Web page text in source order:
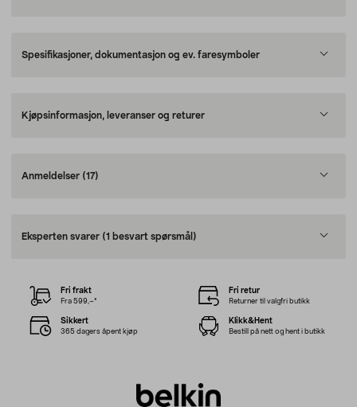
Spesifikasjoner, dokumentasjon og ev. faresymboler
Kjøpsinformasjon, leveranser og returer
Anmeldelser (17)
Eksperten svarer (1 besvart spørsmål)
Fri frakt
Fra 599,–*
Fri retur
Returner til valgfri butikk
Sikkert
365 dagers åpent kjøp
Klikk&Hent
Bestill på nett og hent i butikk